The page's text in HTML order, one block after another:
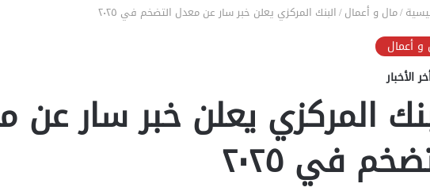
/مال و أعمال/البنك المركزي يعلن خبر سار عن معدل التضخم في ٢٠٢٥
و أعمال
الأخبار
المركزي يعلن خبر سار عن
في ٢٠٢٥